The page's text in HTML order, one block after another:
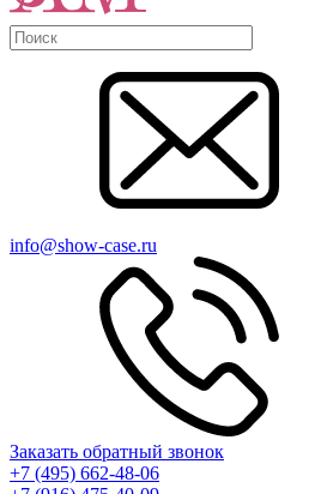
info@show-case.ru
Заказать обратный звонок
+7 (495) 662-48-06